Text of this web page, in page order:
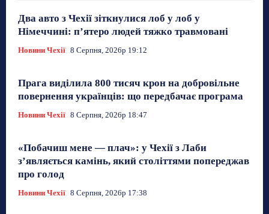
Два авто з Чехії зіткнулися лоб у лоб у
Німеччині: п’ятеро людей тяжко травмовані
Новини Чехії 8 Серпня, 2026р 19:12
Прага виділила 800 тисяч крон на добровільне
повернення українців: що передбачає програма
Новини Чехії 8 Серпня, 2026р 18:47
«Побачиш мене — плач»: у Чехії з Лаби
з’являється камінь, який століттями попереджав
про голод
Новини Чехії 8 Серпня, 2026р 17:38